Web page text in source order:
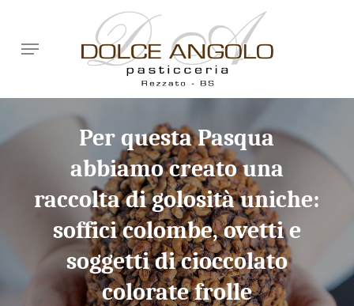
main
Menu
Per questa Pasqua
abbiamo creato una
raccolta di golosità uniche:
soffici colombe, ovetti e
soggetti di cioccolato
colorate frolle